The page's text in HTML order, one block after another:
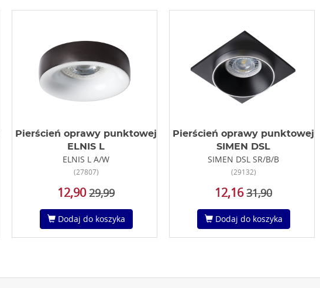
Pierścień oprawy punktowej
ELNIS L
ELNIS L A/W
(27807)
12,90 29,99
Dodaj do koszyka
Pierścień oprawy punktowej
SIMEN DSL
SIMEN DSL SR/B/B
(29132)
12,16 31,90
Dodaj do koszyka